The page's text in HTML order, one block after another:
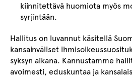
kiinnitettävä huomiota myös
syrjintään.
Hallitus on luvannut käsitellä
kansainväliset
syksyn aikana. Kannustamme
avoimesti, eduskuntaa ja